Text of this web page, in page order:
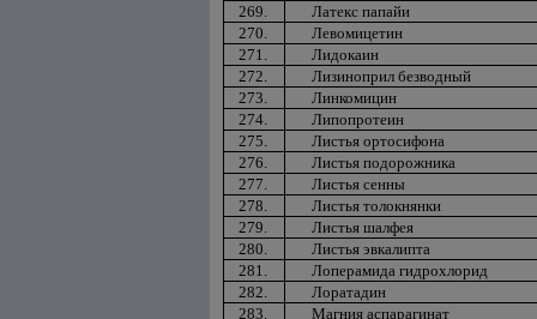
269.
Латекс папайи
270.
Левомицетин
271.
Лидокаин
272.
Лизиноприл безводный
273.
Линкомицин
274.
Липопротеин
275.
Листья ортосифона
276.
Листья подорожника
277.
Листья сенны
278.
Листья толокнянки
279.
Листья шалфея
280.
Листья эвкалипта
281.
Лоперамида гидрохлорид
282.
Лоратадин
283.
Магния аспарагинат